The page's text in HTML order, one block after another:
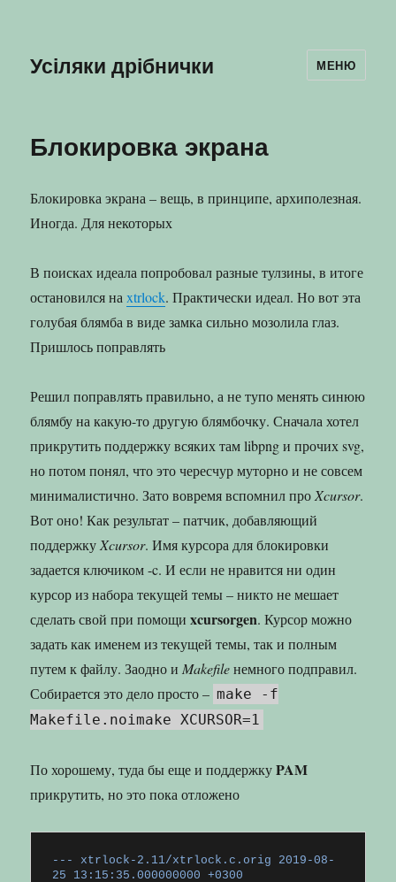
Усіляки дрібнички МЕНЮ
Блокировка экрана
Блокировка экрана – вещь, в принципе, архиполезная.
Иногда. Для некоторых
В поисках идеала попробовал разные тулзины, в итоге
остановился наxtrlock. Практически идеал. Но вот эта
голубая блямба в виде замка сильно мозолила глаз.
Пришлось поправлять
Решил поправлять правильно, а не тупо менять синюю
блямбу на какую-то другую блямбочку. Сначала хотел
прикрутить поддержку всяких там libpng и прочих svg,
но потом понял, что это чересчур муторно и не совсем
минималистично. Зато вовремя вспомнил про Xcursor.
Вот оно! Как результат – патчик, добавляющий
поддержку Xcursor. Имя курсора для блокировки
задается ключиком -c. И если не нравится ни один
курсор из набора текущей темы – никто не мешает
сделать свой при помощиxcursorgen. Курсор можно
задать как именем из текущей темы, так и полным
путем к файлу. Заодно и Makefileнемного подправил.
Собирается это дело просто – make -f
Makefile.noimake XCURSOR=1
По хорошему, туда бы еще и поддержкуPAM
прикрутить, но это пока отложено
--- xtrlock-2.11/xtrlock.c.orig 2019-08-
25 13:15:35.000000000 +0300